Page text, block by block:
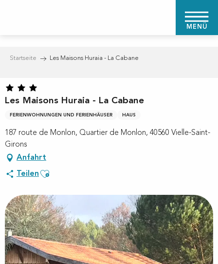
MENÜ
Startseite Les Maisons Huraia - La Cabane
Les Maisons Huraia - La Cabane
FERIENWOHNUNGEN UND FERIENHÄUSER HAUS
187 route de Monlon, Quartier de Monlon, 40560 Vielle-Saint-
Girons
Anfahrt
Teilen Ajouter aux favoris